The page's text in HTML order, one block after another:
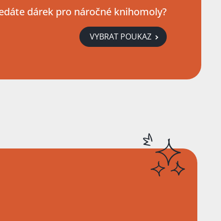
dárek pro náročné knihomoly?
VYBRAT POUKAZ